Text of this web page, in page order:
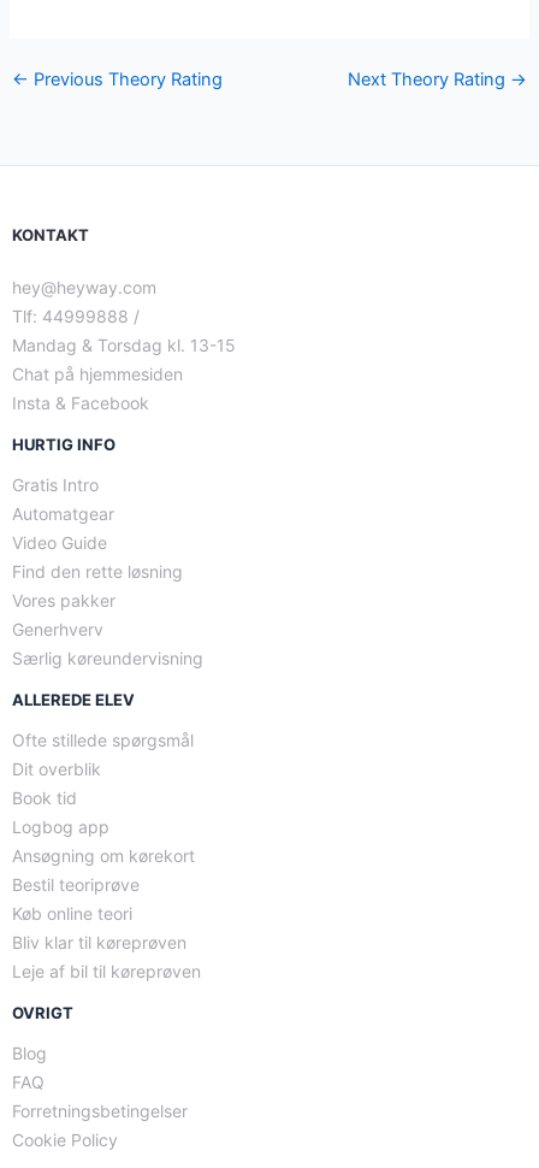
← Previous Theory Rating Next Theory Rating →
KONTAKT
hey@heyway.com
Tlf: 44999888 /
Mandag & Torsdag kl. 13-15
Chat på hjemmesiden
Insta & Facebook
HURTIG INFO
Gratis Intro
Automatgear
Video Guide
Find den rette løsning
Vores pakker
Generhverv
Særlig køreundervisning
ALLEREDE ELEV
Ofte stillede spørgsmål
Dit overblik
Book tid
Logbog app
Ansøgning om kørekort
Bestil teoriprøve
Køb online teori
Bliv klar til køreprøven
Leje af bil til køreprøven
OVRIGT
Blog
FAQ
Forretningsbetingelser
Cookie Policy